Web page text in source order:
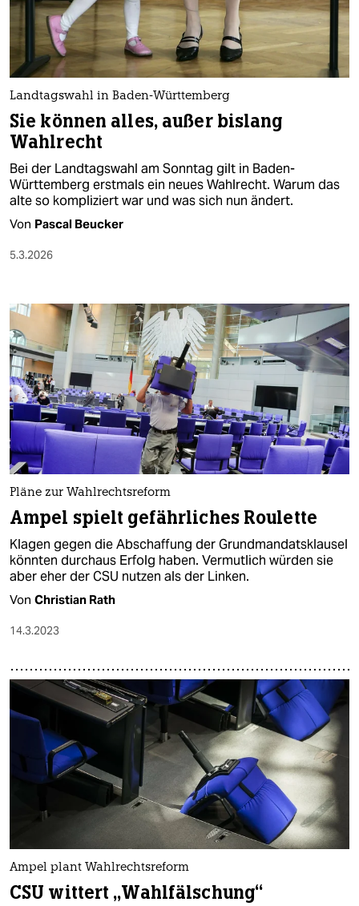
nord
wahrheit
verlag
verlag
veranstaltungen
shop
abo
genossenschaft
epaper login
Landtagswahl in Baden-Württemberg
Sie können alles, außer bislang
Wahlrecht
Bei der Landtagswahl am Sonntag gilt in Baden-
Württemberg erstmals ein neues Wahlrecht. Warum das
alte so kompliziert war und was sich nun ändert.
Von Pascal Beucker
5.3.2026
Pläne zur Wahlrechtsreform
Ampel spielt gefährliches Roulette
Klagen gegen die Abschaffung der Grundmandatsklausel
könnten durchaus Erfolg haben. Vermutlich würden sie
aber eher der CSU nutzen als der Linken.
Von Christian Rath
14.3.2023
Ampel plant Wahlrechtsreform
CSU wittert „Wahlfälschung“